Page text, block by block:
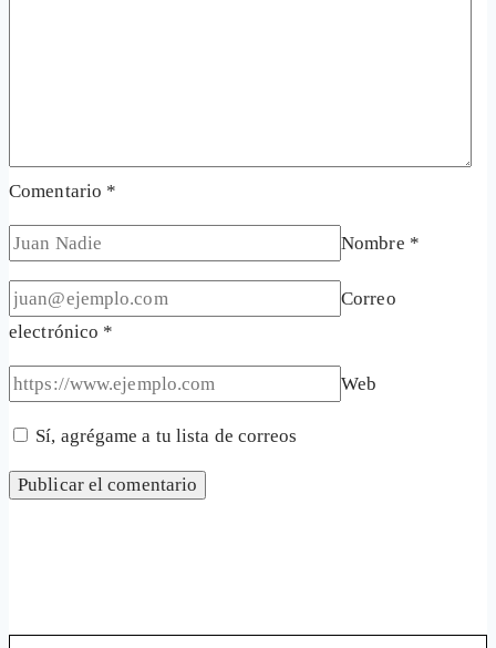
Comentario *
Nombre *
Correo
electrónico *
Web
Sí, agrégame a tu lista de correos